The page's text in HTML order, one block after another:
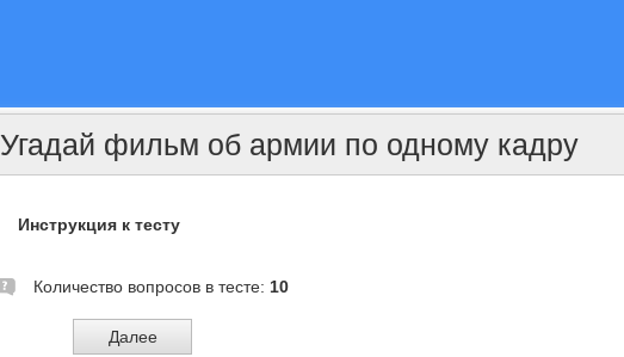
Угадай фильм об армии по одному кадру
Инструкция к тесту
Количество вопросов в тесте: 10